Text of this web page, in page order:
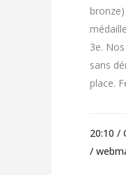
3e.
sans
place.
20:10 /
/